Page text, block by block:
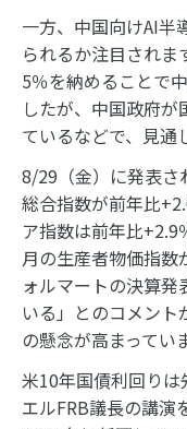
一方、中国向けAI半
られるか注目されま
5％を納めることで
したが、中国政府
ているなどで、見通
8/29（金）に発表さ
総合指数が前年比
ア指数は前年比+2.9
月の生産者物価指数
ォルマートの決算
いる」とのコメン
の懸念が高まってい
米10年国債利回り
エルFRB議長の講演